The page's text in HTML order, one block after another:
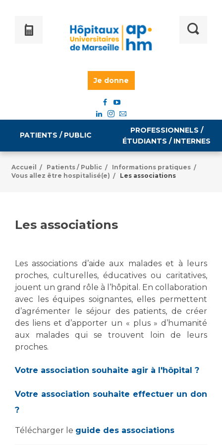
Je donne
PATIENTS / PUBLIC
Informations pratiques
Tarifs
Vous avez un examen d'imagerie ou de radiologie
à réaliser
Vous avez une analyse à réaliser
Vous venez en consultation
myaphm, votre espace santé en ligne
Infos COVID-19
Vivre ensemble à l'hôpital
Culture à l'hôpital
Laïcité et cultes
Livret d'accueil
PROFESSIONNELS /
ÉTUDIANTS / INTERNES
Égalité professionnelle
Emploi / formation
Emplois administratifs
Emplois médicaux
Espace Formation
Étudiants hospitaliers
Emplois techniques et médico-techniques
Emplois divers
Emplois socio-éducatifs
Stages paramédicaux
Chercheurs
La recherche clinique à l'AP-HM
Accueil / Patients / Public / Informations pratiques /
Vous allez être hospitalisé(e) / Les associations
Les associations
Les associations d’aide aux malades et à leurs
proches, culturelles, éducatives ou caritatives,
jouent un grand rôle à l’hôpital. En collaboration
avec les équipes soignantes, elles permettent
d’agrémenter le séjour des patients, de créer
des liens et d’apporter un « plus » d’humanité
aux malades qui se trouvent loin de leurs
proches.
Votre association souhaite agir à l'hôpital ?
Votre association souhaite effectuer un don
?
Télécharger le guide des associations